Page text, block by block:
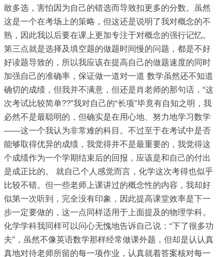
敢多选，害怕因为自己的错选而导致扣更多的分数。虽然
这是一个在考场上的策略，但这还是说明了我对概念的不
熟，因此我以后要在课上更加专注于对概念的强行记忆。
第三点就是选择及填空题的做题时间慢的问题，都是不好
好读题导致的，所以我应该在提高自己的做题速度的同时
加强自己的准确率，保证做一道对一道 数学虽然还不知道
确切的成绩，但我并不满意，但还是肖老师的那句话，“这
次考试比较简单??”我对自己的“长项”毕竟有自知之明，我
必然不是最聪明的，但确实是在用心地、努力地学习数学
——这一个我认为非常难的科目。不过至于在考试中是否
能够取得优异的成绩，我觉得并不是最重要的，我觉得这
个成绩作为一个学期结束后的回报，应该是和自己的付出
是成正比的。 就自己个人感觉而言，化学这次考得也似乎
比较不错。但一些老师上课讲过的概念性的内容，我却好
似第一次听到，完全没有印象，因此提高课堂效率是下一
步一定要做的，这一点同样适用于上面提及的物理学科。
化学学科我同样可以问心无愧地告诉自己说：“下了很多功
夫”，虽然不像英语数学那样经常做课外题，但却是认认真
真地对待老师所留的每一项作业，认真就着答案核对每一